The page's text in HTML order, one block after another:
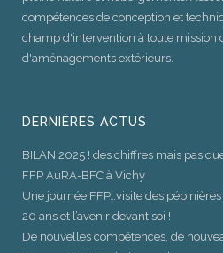
compétences de conception et
champ d'intervention à toute mission
d'aménagements extérieurs.
DERNIÈRES ACTUS
BILAN 2025 ! des chiffres mais pas
FFP AuRA-BFC à Vichy
Une journée FFP…visite des
20 ans et l’avenir devant soi !
De nouvelles compétences, de